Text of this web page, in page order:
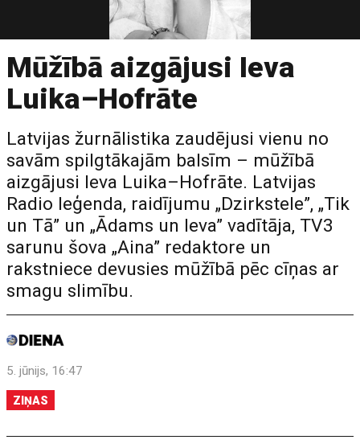
Mūžībā aizgājusi Ieva
Luika–Hofrāte
Latvijas žurnālistika zaudējusi vienu no
savām spilgtākajām balsīm – mūžībā
aizgājusi Ieva Luika–Hofrāte. Latvijas
Radio leģenda, raidījumu „Dzirkstele”, „Tik
un Tā” un „Ādams un Ieva” vadītāja, TV3
sarunu šova „Aina” redaktore un
rakstniece devusies mūžībā pēc cīņas ar
smagu slimību.
5. jūnijs, 16:47
ZIŅAS